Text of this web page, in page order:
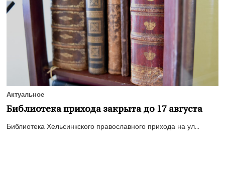
Актуальное
Библиотека прихода закрыта до 17 августа
Библиотека Хельсинкского православного прихода на ул...